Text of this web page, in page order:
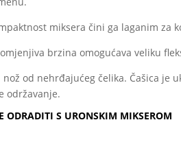
miksera čini ga laganim za
brzina omogućava veliku
i nož od nehrđajućeg čelika. Čašica je
održavanje.
ODRADITI S URONSKIM MIKSEROM